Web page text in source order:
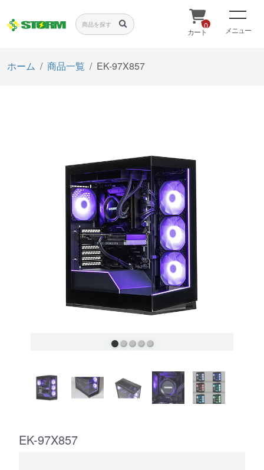
0
カート メニュー
ホーム 商品一覧 EK-97X857
EK-97X857